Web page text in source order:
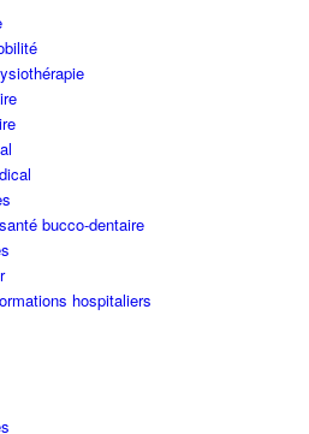
bucco-dentaire
hospitaliers